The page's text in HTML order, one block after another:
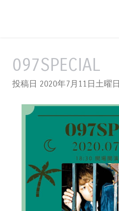
097SPECIAL
投稿日 2020年7月11日土曜日